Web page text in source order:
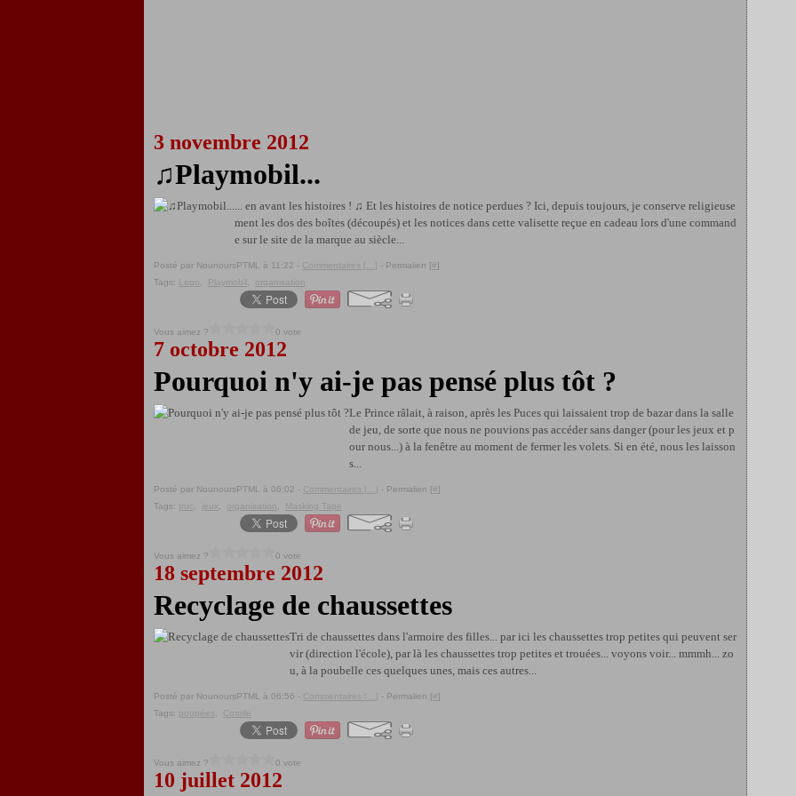
3 novembre 2012
♫Playmobil...
... en avant les histoires ! ♫ Et les histoires de notice perdues ? Ici, depuis toujours, je conserve religieuse
ment les dos des boîtes (découpés) et les notices dans cette valisette reçue en cadeau lors d'une command
e sur le site de la marque au siècle...
Posté par NounoursPTML à 11:22 - Commentaires [ ] - Permalien [#]
Tags:
Lego Playmobil organisation
Vous aimez ? 0 vote
7 octobre 2012
Pourquoi n'y ai-je pas pensé plus tôt ?
Le Prince râlait, à raison, après les Puces qui laissaient trop de bazar dans la salle
de jeu, de sorte que nous ne pouvions pas accéder sans danger (pour les jeux et p
our nous...) à la fenêtre au moment de fermer les volets. Si en été, nous les laisson
s...
Posté par NounoursPTML à 06:02 - Commentaires [ ] - Permalien [#]
Tags: truc jeux organisation Masking Tape
Vous aimez ? 0 vote
18 septembre 2012
Recyclage de chaussettes
Tri de chaussettes dans l'armoire des filles... par ici les chaussettes trop petites qui peuvent ser
vir (direction l'école), par là les chaussettes trop petites et trouées... voyons voir... mmmh... zo
u, à la poubelle ces quelques unes, mais ces autres...
Posté par NounoursPTML à 06:56 - Commentaires [ ] - Permalien [#]
Tags:
poupées Corolle
Vous aimez ? 0 vote
10 juillet 2012